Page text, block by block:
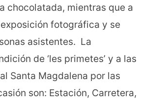
chocolatada, mientras que a
fotográfica y se
asistentes. La
de ‘les primetes’ y a las
Santa Magdalena por las
son: Estación, Carretera,